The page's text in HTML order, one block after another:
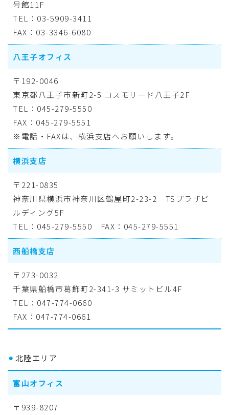
号館11F
TEL：03-5909-3411
FAX：03-3346-6080
八王子オフィス
〒192-0046
東京都八王子市新町2-5 コスモリード八王子2F
TEL：045-279-5550
FAX：045-279-5551
※電話・FAXは、横浜支店へお願いします。
横浜支店
〒221-0835
神奈川県横浜市神奈川区鶴屋町2-23-2 TSプラザビ
ルディング5F
TEL：045-279-5550 FAX：045-279-5551
西船橋支店
〒273-0032
千葉県船橋市葛飾町2-341-3 サミットビル4F
TEL：047-774-0660
FAX：047-774-0661
⚫︎ 北陸エリア
富山オフィス
〒939-8207